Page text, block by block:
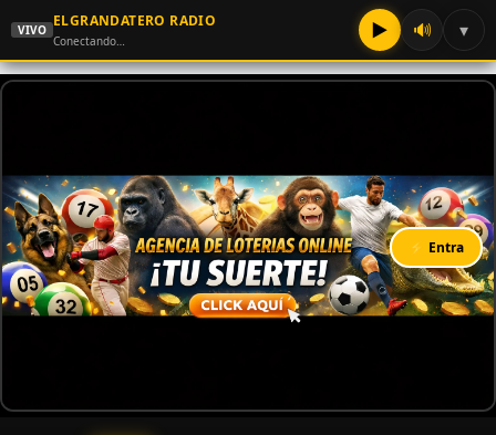
VIVO
ELGRANDATERO RADIO
Conectando… ▶ 🔊 ▾
⚡ Entra